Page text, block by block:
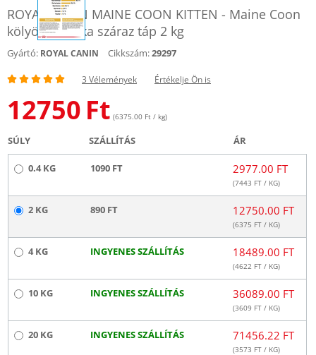
ROYAL CANIN MAINE COON KITTEN - Maine Coon
kölyök macska száraz táp 2 kg
Gyártó: ROYAL CANIN Cikkszám:29297
3 Vélemények Értékelje Ön is
12750 Ft (6375.00 Ft / kg)
SÚLY SZÁLLÍTÁS ÁR
0.4 KG 1090 FT 2977.00 FT
(7443 FT / KG)
2 KG 890 FT 12750.00 FT
(6375 FT / KG)
4 KG INGYENES SZÁLLÍTÁS 18489.00 FT
(4622 FT / KG)
10 KG INGYENES SZÁLLÍTÁS 36089.00 FT
(3609 FT / KG)
20 KG INGYENES SZÁLLÍTÁS 71456.22 FT
(3573 FT / KG)